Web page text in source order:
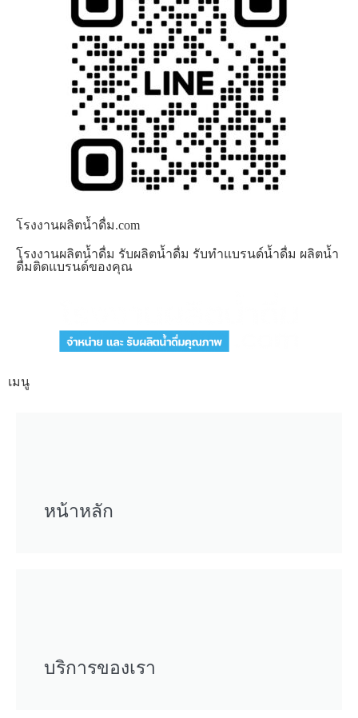
โรงงานผลิตน้ำดื่ม.com
โรงงานผลิตน้ำดื่ม รับผลิตน้ำดื่ม รับทำแบรนด์น้ำดื่ม ผลิตน้ำ
ดื่มติดแบรนด์ของคุณ
เมนู
หน้าหลัก
บริการของเรา